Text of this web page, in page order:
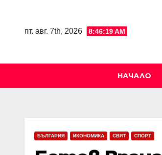
пт. авг. 7th, 2026 8:46:20 AM
НАЧАЛО
БЪЛГАРИЯ ИКОНОМИКА СВЯТ СПОРТ